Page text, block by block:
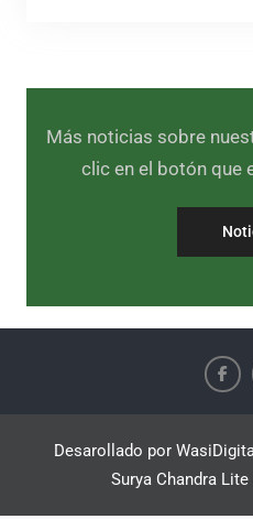
Más noticias sobre
clic en el botón que
Desarollado por
Surya Chandra